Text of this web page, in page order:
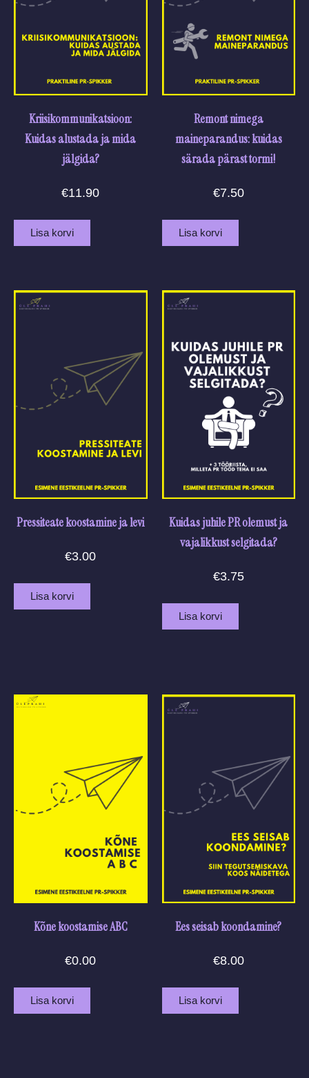
Kriisikommunikatsioon:
Kuidas alustada ja mida
jälgida?
€11.90
Lisa korvi
Remont nimega
maineparandus: kuidas
särada pärast tormi!
€7.50
Lisa korvi
Pressiteate koostamine ja levi
€3.00
Lisa korvi
Kuidas juhile PR olemust ja
vajalikkust selgitada?
€3.75
Lisa korvi
Kõne koostamise ABC
€0.00
Lisa korvi
Ees seisab koondamine?
€8.00
Lisa korvi